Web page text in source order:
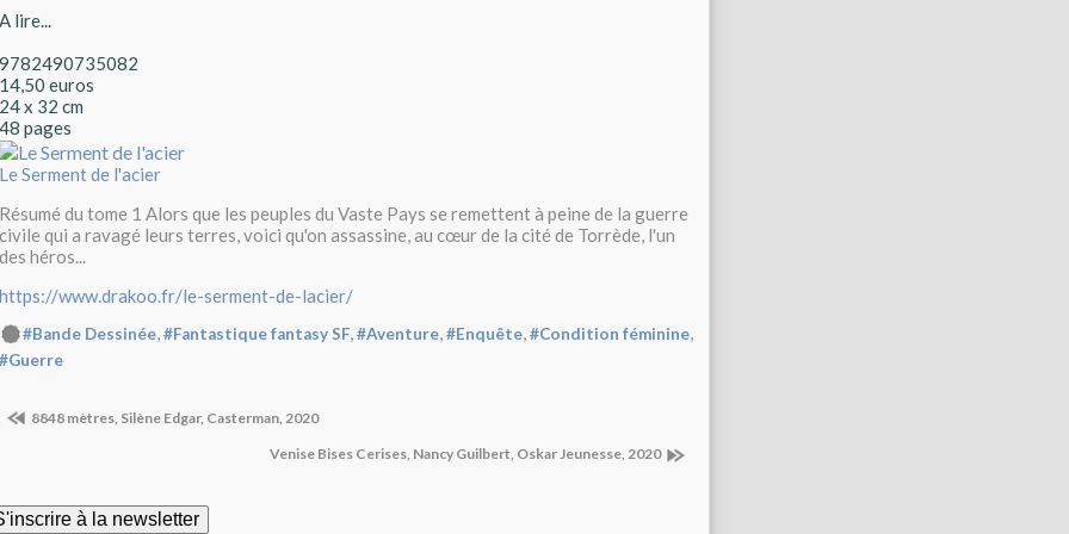
A lire...
9782490735082
14,50 euros
24 x 32 cm
48 pages
Le Serment de l'acier
Résumé du tome 1 Alors que les peuples du Vaste Pays se remettent à peine de la guerre
civile qui a ravagé leurs terres, voici qu'on assassine, au cœur de la cité de Torrède, l'un
des héros...
https://www.drakoo.fr/le-serment-de-lacier/
#Bande Dessinée,#Fantastique fantasy SF,#Aventure,#Enquête,#Condition féminine,
#Guerre
8848 mètres, Silène Edgar, Casterman, 2020
Venise Bises Cerises, Nancy Guilbert, Oskar Jeunesse, 2020
à la newsletter